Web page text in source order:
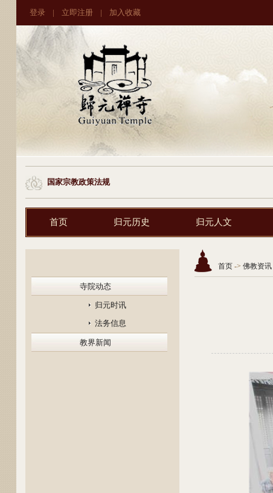
登录 | 立即注册 | 加入收藏
国家宗教政策法规
首页 归元历史 归元人文
寺院动态
归元时讯
法务信息
教界新闻
首页 -> 佛教资讯